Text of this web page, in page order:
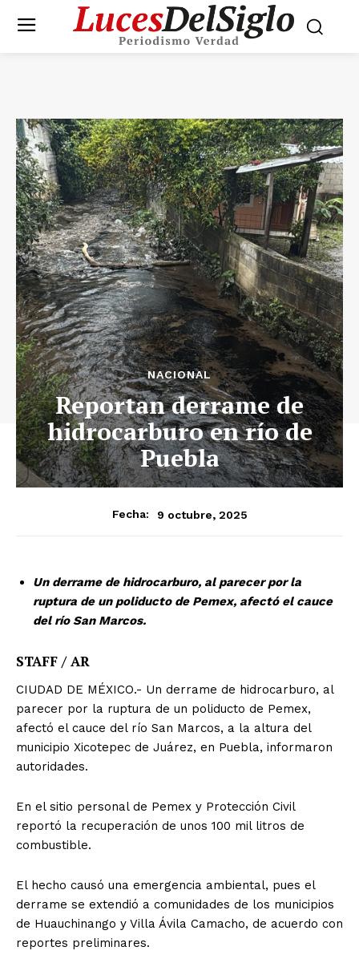
NACIONAL
Reportan derrame de
hidrocarburo en río de
Puebla
Fecha: 9 octubre, 2025
Un derrame de hidrocarburo, al parecer por la
ruptura de un poliducto de Pemex, afectó el cauce
del río San Marcos.
STAFF / AR
CIUDAD DE MÉXICO.- Un derrame de hidrocarburo, al
parecer por la ruptura de un poliducto de Pemex,
afectó el cauce del río San Marcos, a la altura del
municipio Xicotepec de Juárez, en Puebla, informaron
autoridades.
En el sitio personal de Pemex y Protección Civil
reportó la recuperación de unos 100 mil litros de
combustible.
El hecho causó una emergencia ambiental, pues el
derrame se extendió a comunidades de los municipios
de Huauchinango y Villa Ávila Camacho, de acuerdo con
reportes preliminares.